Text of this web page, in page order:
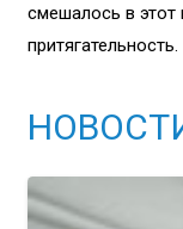
смешалось в этот
притягательность.